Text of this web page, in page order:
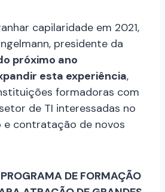
capilaridade em 2021,
presidente da
próximo ano
esta experiência,
formadoras com
de TI interessadas no
e contratação de novos
DE FORMAÇÃO